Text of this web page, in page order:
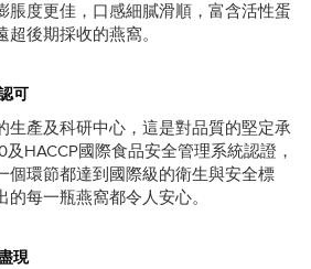
脹度更佳，口感細膩滑順，富含活性蛋
後期採收的燕窩。
可
生產及科研中心，這是對品質的堅定承
HACCP國際食品安全管理系統認證，
個環節都達到國際級的衛生與安全標
每一瓶燕窩都令人安心。
現